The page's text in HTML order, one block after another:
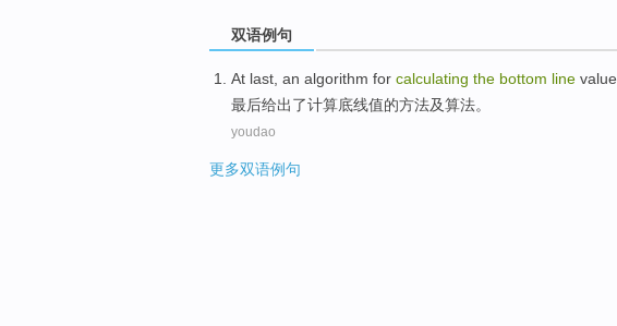
双语例句
At last , an algorithm for calculating the bottom line value
最后给出了计算底线值的方法及算法。
youdao
更多双语例句